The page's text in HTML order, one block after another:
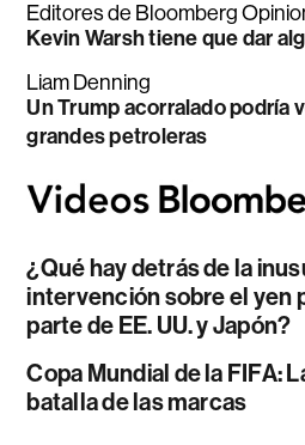
Editores de Bloomberg
Kevin Warsh tiene que dar
Liam Denning
Un Trump acorralado podría
grandes petroleras
¿Qué hay detrás de la
intervención sobre el yen
parte de EE. UU. y Japón?
Copa Mundial de la FIFA:
batalla de las marcas